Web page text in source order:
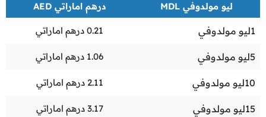
ليو مولدوفي MDL درهم اماراتي AED
1ليو مولدوفي 0.21 درهم اماراتي
5ليو مولدوفي 1.06 درهم اماراتي
10ليو مولدوفي 2.11 درهم اماراتي
15ليو مولدوفي 3.17 درهم اماراتي